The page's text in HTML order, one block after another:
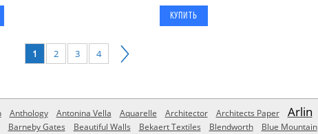
1 2 3 4
Anthology Antonina Vella Aquarelle Architector Architects Paper Arlin
Barneby Gates Beautiful Walls Bekaert Textiles Blendworth Blue Mountain